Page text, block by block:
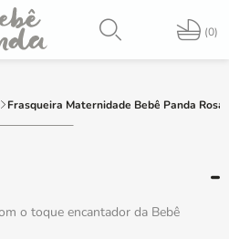
0
Frasqueira Maternidade Bebê Panda Rosa
o toque encantador da Bebê